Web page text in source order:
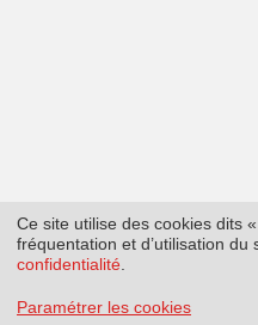
Ce site utilise des cookies dits
fréquentation et d’utilisation
confidentialité
Paramétrer les cookies